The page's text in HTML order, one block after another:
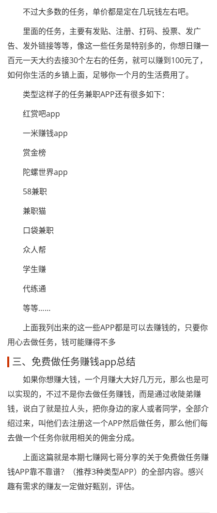
不过大多数的任务，单价都是定在几玩钱左右吧。
里面的任务，主要有发贴、注册、打码、投票、发广
告、发外链接等等，像这一些任务是特别多的，你想日赚一
百元一天大约去接30个左右的任务，就可以赚到100元了，
如何你生活的乡镇上面，足够你一个月的生活费用了。
类型这样子的任务兼职APP还有很多如下：
红赏吧app
一米赚钱app
赏金榜
陀螺世界app
58兼职
兼职猫
口袋兼职
众人帮
学生赚
代练通
等等……
上面我列出来的这一些APP都是可以去赚钱的，只要你
用心去做任务，钱可能赚得不多
三、免费做任务赚钱app总结
如果你想赚大钱，一个月赚大大好几万元，那么也是可
以实现的，不过不是你去做任务赚钱，而是通过收陡弟赚
钱，说白了就是拉人头，把你身边的家人或者同学，全部介
绍过来，叫他们去注册这一个APP然后做任务，那么他们每
去做一个任务你就用相关的佣金分成。
上面这篇就是本期七赚网七哥分享的关于免费做任务赚
钱APP靠不靠谱？（推荐3种类型APP）的全部内容。感兴
趣有需求的赚友一定做好甄别，评估。